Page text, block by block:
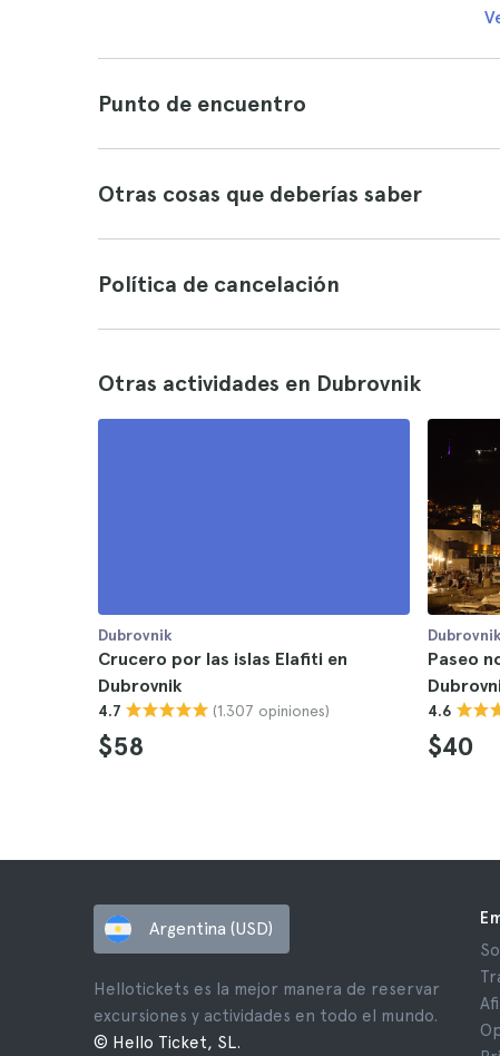
Punto de encuentro
Otras cosas que deberías saber
Política de cancelación
Otras actividades en Dubrovnik
Dubrovnik
Crucero por las islas Elafiti en
Dubrovnik
4.7 (1.307 opiniones)
$58
Dubrovnik
Paseo
4.6
$40
Argentina (USD)
Hellotickets es la mejor manera de reservar
excursiones y actividades en todo el mundo.
© Hello Ticket, SL.